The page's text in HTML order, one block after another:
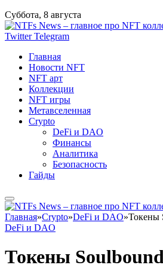
Суббота, 8 августа
Twitter Telegram
Главная
Новости NFT
NFT арт
Коллекции
NFT игры
Метавселенная
Crypto
DeFi и DAO
Финансы
Аналитика
Безопасность
Гайды
Главная»Crypto»DeFi и DAO»Токены
DeFi и DAO
Токены